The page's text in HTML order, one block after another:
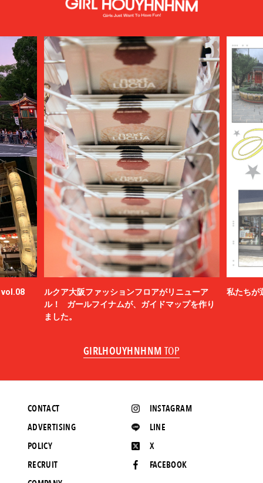
vol.08
ルクア大阪ファッションフロアがリニューア
ル！ ガールフイナムが、ガイドマップを作り
ました。
私たちが
GIRLHOUYHNHNM TOP
INSTAGRAM
LINE
X
FACEBOOK
CONTACT
ADVERTISING
POLICY
RECRUIT